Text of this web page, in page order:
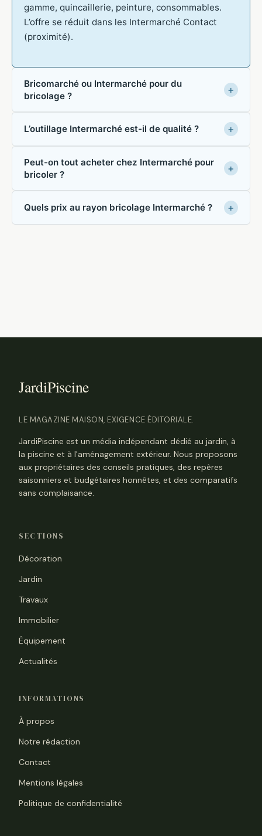
gamme, quincaillerie, peinture, consommables.
L’offre se réduit dans les Intermarché Contact
(proximité).
Bricomarché ou Intermarché pour du
bricolage ?
L’outillage Intermarché est-il de qualité ?
Peut-on tout acheter chez Intermarché pour
bricoler ?
Quels prix au rayon bricolage Intermarché ?
LE MAGAZINE MAISON, EXIGENCE ÉDITORIALE.
JardiPiscine est un média indépendant dédié au jardin, à
la piscine et à l'aménagement extérieur. Nous proposons
aux propriétaires des conseils pratiques, des repères
saisonniers et budgétaires honnêtes, et des comparatifs
sans complaisance.
SECTIONS
Décoration
Jardin
Travaux
Immobilier
Équipement
Actualités
INFORMATIONS
À propos
Notre rédaction
Contact
Mentions légales
Politique de confidentialité